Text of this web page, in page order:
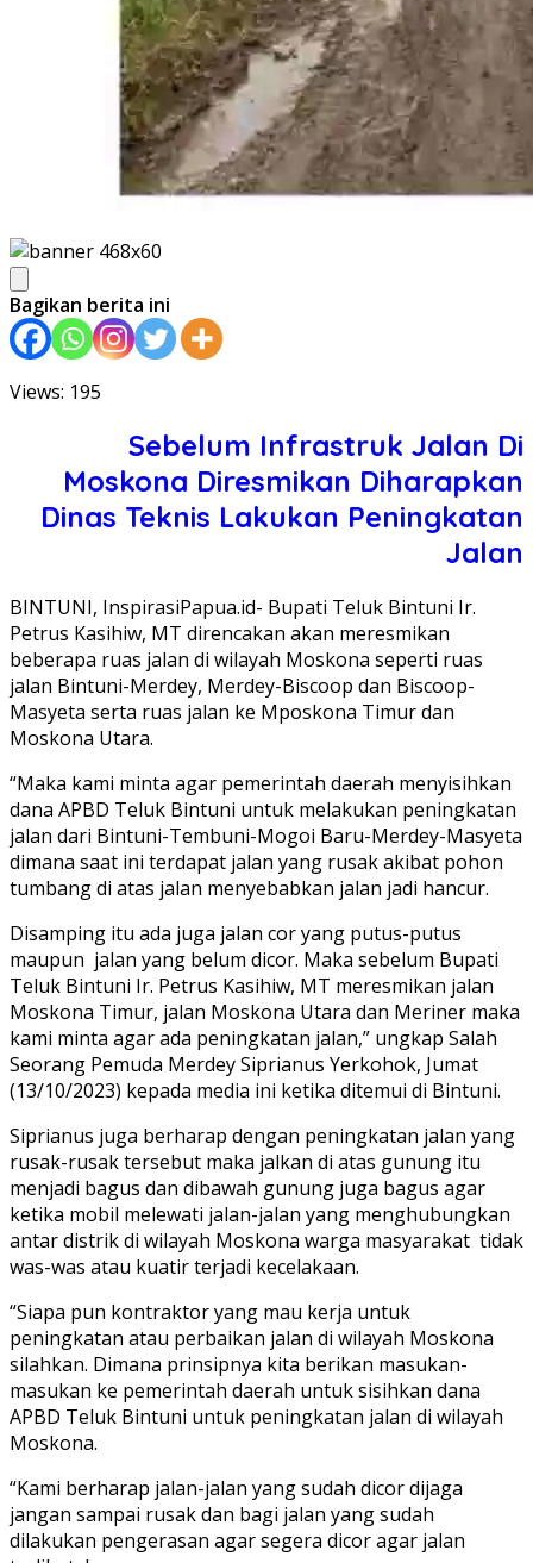
Bagikan berita ini
Views: 195
Sebelum Infrastruk Jalan Di
Moskona Diresmikan Diharapkan
Dinas Teknis Lakukan Peningkatan
Jalan
BINTUNI, InspirasiPapua.id- Bupati Teluk Bintuni Ir.
Petrus Kasihiw, MT direncakan akan meresmikan
beberapa ruas jalan di wilayah Moskona seperti ruas
jalan Bintuni-Merdey, Merdey-Biscoop dan Biscoop-
Masyeta serta ruas jalan ke Mposkona Timur dan
Moskona Utara.
“Maka kami minta agar pemerintah daerah menyisihkan
dana APBD Teluk Bintuni untuk melakukan peningkatan
jalan dari Bintuni-Tembuni-Mogoi Baru-Merdey-Masyeta
dimana saat ini terdapat jalan yang rusak akibat pohon
tumbang di atas jalan menyebabkan jalan jadi hancur.
Disamping itu ada juga jalan cor yang putus-putus
maupun jalan yang belum dicor. Maka sebelum Bupati
Teluk Bintuni Ir. Petrus Kasihiw, MT meresmikan jalan
Moskona Timur, jalan Moskona Utara dan Meriner maka
kami minta agar ada peningkatan jalan,” ungkap Salah
Seorang Pemuda Merdey Siprianus Yerkohok, Jumat
(13/10/2023) kepada media ini ketika ditemui di Bintuni.
Siprianus juga berharap dengan peningkatan jalan yang
rusak-rusak tersebut maka jalkan di atas gunung itu
menjadi bagus dan dibawah gunung juga bagus agar
ketika mobil melewati jalan-jalan yang menghubungkan
antar distrik di wilayah Moskona warga masyarakat tidak
was-was atau kuatir terjadi kecelakaan.
“Siapa pun kontraktor yang mau kerja untuk
peningkatan atau perbaikan jalan di wilayah Moskona
silahkan. Dimana prinsipnya kita berikan masukan-
masukan ke pemerintah daerah untuk sisihkan dana
APBD Teluk Bintuni untuk peningkatan jalan di wilayah
Moskona.
“Kami berharap jalan-jalan yang sudah dicor dijaga
jangan sampai rusak dan bagi jalan yang sudah
dilakukan pengerasan agar segera dicor agar jalan